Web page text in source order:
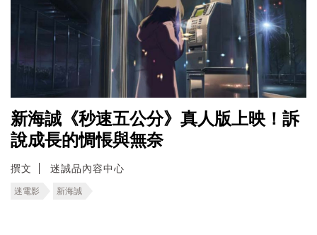
新海誠《秒速五公分》真人版上映！訴
說成長的惆悵與無奈
撰文 迷誠品內容中心
迷電影 新海誠